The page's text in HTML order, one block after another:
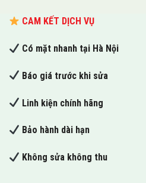
CAM KẾT DỊCH VỤ
Có mặt nhanh tại Hà Nội
Báo giá trước khi sửa
Linh kiện chính hãng
Bảo hành dài hạn
Không sửa không thu